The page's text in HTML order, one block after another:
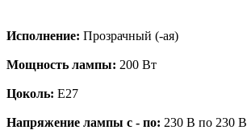
Исполнение: Прозрачный (-ая)
Мощность лампы: 200 Вт
Цоколь: E27
Напряжение лампы с - по: 230 В по 230 В